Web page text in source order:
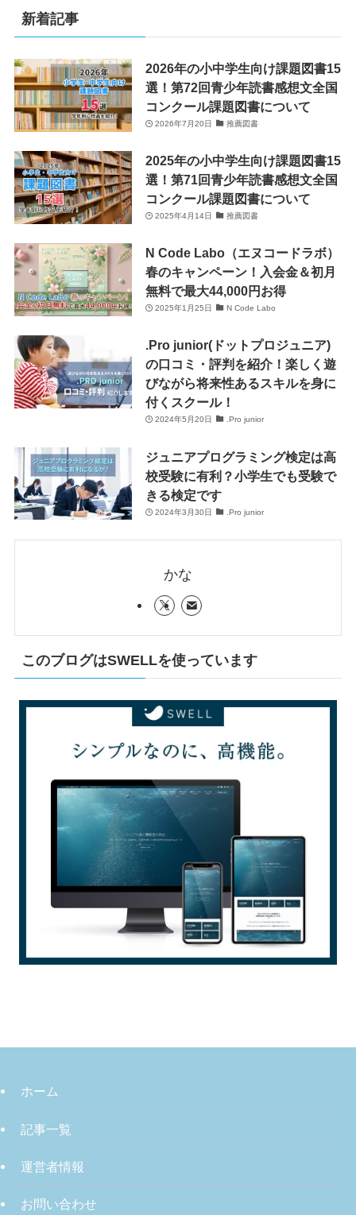
新着記事
2026年の小中学生向け課題図書15
選！第72回青少年読書感想文全国
コンクール課題図書について
2026年7月20日 推薦図書
2025年の小中学生向け課題図書15
選！第71回青少年読書感想文全国
コンクール課題図書について
2025年4月14日 推薦図書
N Code Labo（エヌコードラボ）
春のキャンペーン！入会金＆初月
無料で最大44,000円お得
2025年1月25日 N Code Labo
.Pro junior(ドットプロジュニア)
の口コミ・評判を紹介！楽しく遊
びながら将来性あるスキルを身に
付くスクール！
2024年5月20日 .Pro junior
ジュニアプログラミング検定は高
校受験に有利？小学生でも受験で
きる検定です
2024年3月30日 .Pro junior
かな
このブログはSWELLを使っています
ホーム
記事一覧
運営者情報
お問い合わせ